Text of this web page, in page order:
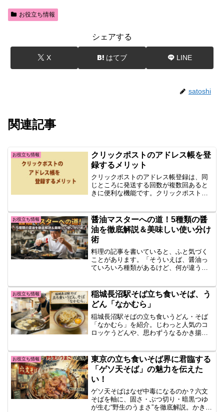
お役立ち情報
シェアする
X はてブ LINE
satoshi
関連記事
お役立ち情報
クリックポストのアドレス帳を登
録するメリット
クリックポストのアドレス帳登録は、同
じところに発送する回数が複数回あると
きに便利な機能です。クリックポストア
レス帳に保存する」に.....続きを読む
お役立ち情報
醤油マスターへの道！5種類の醤
油を徹底解説＆美味しい使い分け
術
料理の記事を書いていると、ふと気づく
ことがあります。「そういえば、醤油っ
ていろいろ種類があるけど、何が違うん
ことはなんとなく分か.....続きを読む
お役立ち情報
稲城長沼駅そば立ち食いそば、う
どん「なかむら」
稲城長沼駅そばの立ち食いうどん・そば
「なかむら」を紹介。じわっと人気のコ
ロッケうどんや、思わずうなるかき揚げ
お役立ち情報
東京の立ち食いそば界に君臨する
「ゲソ天そば」の魅力を伝えた
い！
ゲソ天そばはなぜ中毒になるのか？六文
そばを軸に、固さ・ぶつ切り・暗黒つゆ
が生む“野生のうまさ”を徹底解説。かき揚